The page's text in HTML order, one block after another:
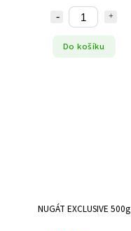
Do košíku
NUGÁT EXCLUSIVE 500g